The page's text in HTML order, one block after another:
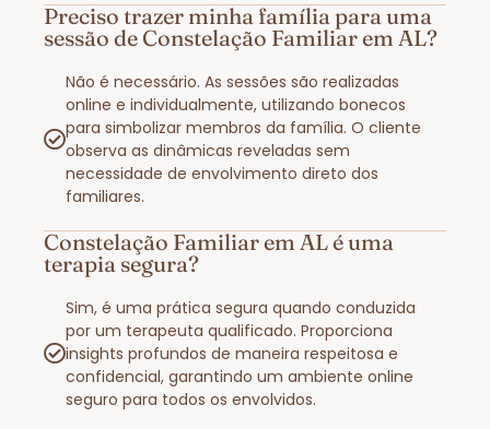
Preciso trazer minha família para uma
sessão de Constelação Familiar em AL?
Não é necessário. As sessões são realizadas
online e individualmente, utilizando bonecos
para simbolizar membros da família. O cliente
observa as dinâmicas reveladas sem
necessidade de envolvimento direto dos
familiares.
Constelação Familiar em AL é uma
terapia segura?
Sim, é uma prática segura quando conduzida
por um terapeuta qualificado. Proporciona
insights profundos de maneira respeitosa e
confidencial, garantindo um ambiente online
seguro para todos os envolvidos.